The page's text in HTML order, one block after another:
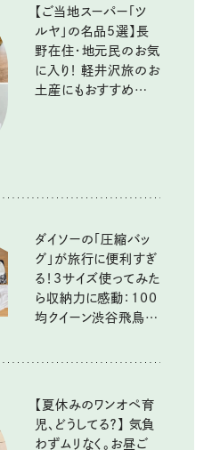
【ご当地スーパー「ツ
ルヤ」の名品5選】長
野在住・地元民のお気
に入り！ 軽井沢旅のお
土産にもおすすめのお
ダイソーの「圧縮バッ
グ」が旅行に便利すぎ
る！3サイズ使ってみた
ら収納力に感動：100
均クイーン渋谷飛鳥の
【夏休みのワンオペ育
児、どうしてる？】 気負
わずムリなく。お昼ご